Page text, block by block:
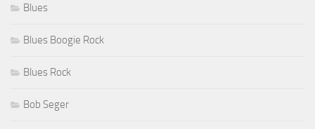
Blues
Blues Boogie Rock
Blues Rock
Bob Seger